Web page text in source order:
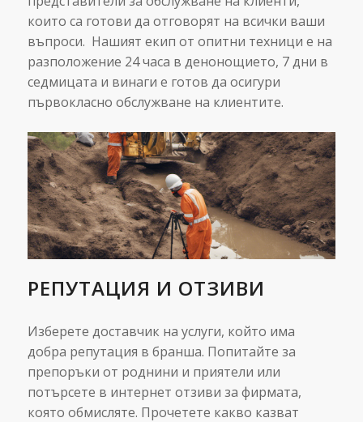
които са готови да отговорят на всички ваши
въпроси. Нашият екип от опитни техници е на
разположение 24 часа в денонощието, 7 дни в
седмицата и винаги е готов да осигури
първокласно обслужване на клиентите.
РЕПУТАЦИЯ И ОТЗИВИ
Изберете доставчик на услуги, който има
добра репутация в бранша. Попитайте за
препоръки от роднини и приятели или
потърсете в интернет отзиви за фирмата,
която обмисляте. Прочетете какво казват